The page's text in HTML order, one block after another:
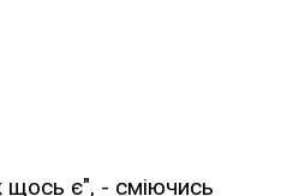
щось є", - сміючись